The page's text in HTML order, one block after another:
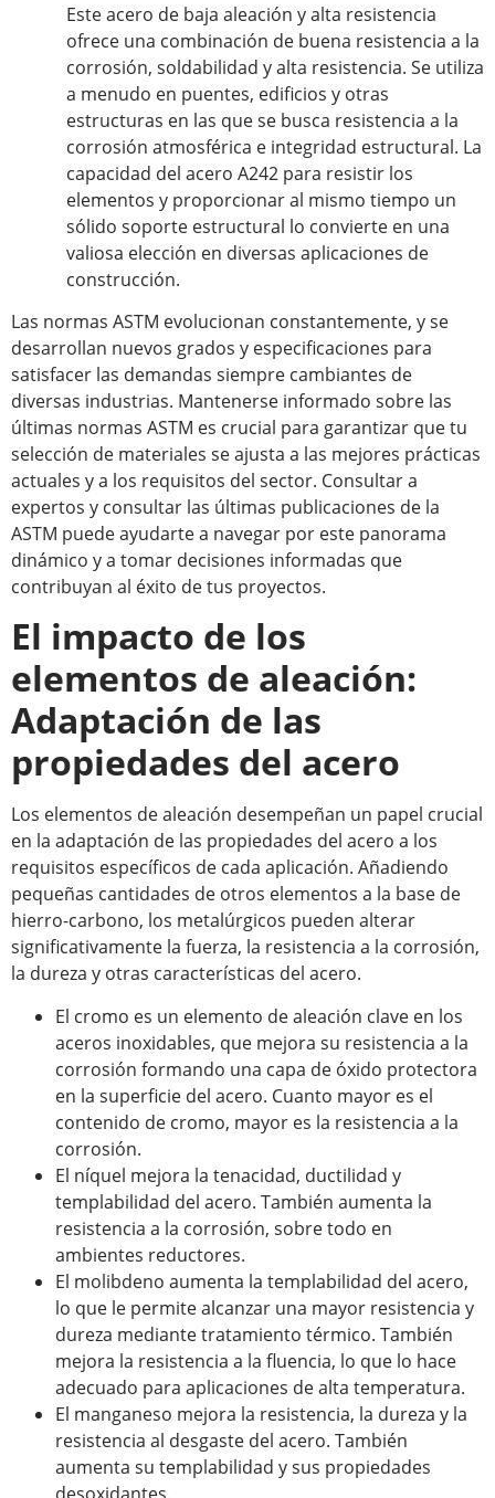
Este acero de baja aleación y alta resistencia
ofrece una combinación de buena resistencia a la
corrosión, soldabilidad y alta resistencia. Se utiliza
a menudo en puentes, edificios y otras
estructuras en las que se busca resistencia a la
corrosión atmosférica e integridad estructural. La
capacidad del acero A242 para resistir los
elementos y proporcionar al mismo tiempo un
sólido soporte estructural lo convierte en una
valiosa elección en diversas aplicaciones de
construcción.
Las normas ASTM evolucionan constantemente, y se
desarrollan nuevos grados y especificaciones para
satisfacer las demandas siempre cambiantes de
diversas industrias. Mantenerse informado sobre las
últimas normas ASTM es crucial para garantizar que tu
selección de materiales se ajusta a las mejores prácticas
actuales y a los requisitos del sector. Consultar a
expertos y consultar las últimas publicaciones de la
ASTM puede ayudarte a navegar por este panorama
dinámico y a tomar decisiones informadas que
contribuyan al éxito de tus proyectos.
El impacto de los
elementos de aleación:
Adaptación de las
propiedades del acero
Los elementos de aleación desempeñan un papel crucial
en la adaptación de las propiedades del acero a los
requisitos específicos de cada aplicación. Añadiendo
pequeñas cantidades de otros elementos a la base de
hierro-carbono, los metalúrgicos pueden alterar
significativamente la fuerza, la resistencia a la corrosión,
la dureza y otras características del acero.
El cromo es un elemento de aleación clave en los
aceros inoxidables, que mejora su resistencia a la
corrosión formando una capa de óxido protectora
en la superficie del acero. Cuanto mayor es el
contenido de cromo, mayor es la resistencia a la
corrosión.
El níquel mejora la tenacidad, ductilidad y
templabilidad del acero. También aumenta la
resistencia a la corrosión, sobre todo en
ambientes reductores.
El molibdeno aumenta la templabilidad del acero,
lo que le permite alcanzar una mayor resistencia y
dureza mediante tratamiento térmico. También
mejora la resistencia a la fluencia, lo que lo hace
adecuado para aplicaciones de alta temperatura.
El manganeso mejora la resistencia, la dureza y la
resistencia al desgaste del acero. También
aumenta su templabilidad y sus propiedades